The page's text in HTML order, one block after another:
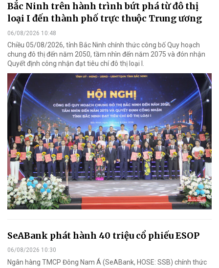
Bắc Ninh trên hành trình bứt phá từ đô thị
loại I đến thành phố trực thuộc Trung ương
06/08/2026 10:48
Chiều 05/08/2026, tỉnh Bắc Ninh chính thức công bố Quy hoạch
chung đô thị đến năm 2050, tầm nhìn đến năm 2075 và đón nhận
Quyết định công nhận đạt tiêu chí đô thị loại I.
SeABank phát hành 40 triệu cổ phiếu ESOP
06/08/2026 10:30
Ngân hàng TMCP Đông Nam Á (SeABank, HOSE: SSB) chính thức